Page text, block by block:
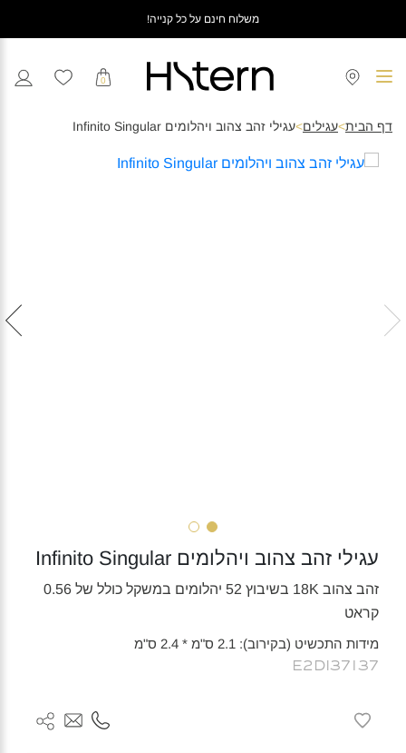
משלוח חינם על כל קנייה!
0
דף הבית>עגילים>עגילי זהב צהוב ויהלומים Infinito Singular
עגילי זהב צהוב ויהלומים Infinito Singular
זהב צהוב 18K בשיבוץ 52 יהלומים במשקל כולל של 0.56
קראט
מידות התכשיט (בקירוב): 2.1 ס"מ * 2.4 ס"מ
E2DI37137